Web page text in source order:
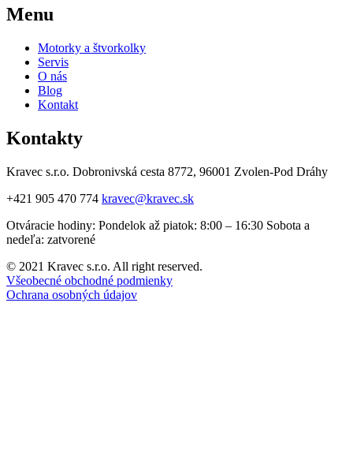
Menu
Motorky a štvorkolky
Servis
O nás
Blog
Kontakt
Kontakty
Kravec s.r.o. Dobronivská cesta 8772, 96001 Zvolen-Pod Dráhy
+421 905 470 774 kravec@kravec.sk
Otváracie hodiny: Pondelok až piatok: 8:00 – 16:30 Sobota a
nedeľa: zatvorené
© 2021 Kravec s.r.o. All right reserved.
Všeobecné obchodné podmienky
Ochrana osobných údajov